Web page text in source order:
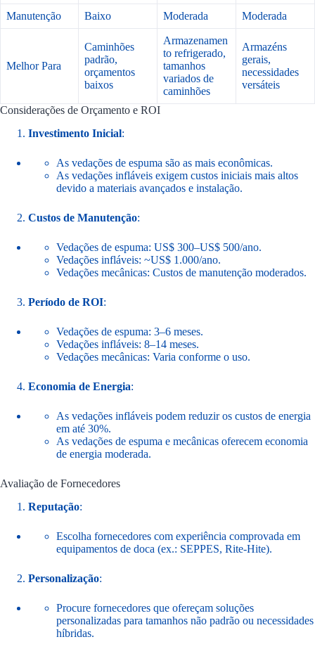
Manutenção Baixo Moderada Moderada
Melhor Para
Caminhões
padrão,
orçamentos
baixos
Armazenamen
to refrigerado,
tamanhos
variados de
caminhões
Armazéns
gerais,
necessidades
versáteis
Considerações de Orçamento e ROI
Investimento Inicial:
As vedações de espuma são as mais econômicas.
As vedações infláveis exigem custos iniciais mais altos
devido a materiais avançados e instalação.
Custos de Manutenção:
Vedações de espuma: US$ 300–US$ 500/ano.
Vedações infláveis: ~US$ 1.000/ano.
Vedações mecânicas: Custos de manutenção moderados.
Período de ROI:
Vedações de espuma: 3–6 meses.
Vedações infláveis: 8–14 meses.
Vedações mecânicas: Varia conforme o uso.
Economia de Energia:
As vedações infláveis podem reduzir os custos de energia
em até 30%.
As vedações de espuma e mecânicas oferecem economia
de energia moderada.
Avaliação de Fornecedores
Reputação:
Escolha fornecedores com experiência comprovada em
equipamentos de doca (ex.: SEPPES, Rite-Hite).
Personalização:
Procure fornecedores que ofereçam soluções
personalizadas para tamanhos não padrão ou necessidades
híbridas.